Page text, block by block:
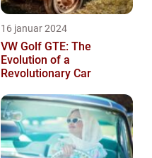
16 januar 2024
VW Golf GTE: The
Evolution of a
Revolutionary Car